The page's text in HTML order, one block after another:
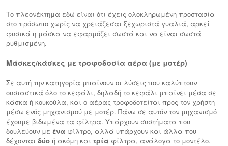
Το πλεονέκτημα εδώ είναι ότι έχεις ολοκληρωμένη προστασία
στο πρόσωπο χωρίς να χρειάζεσαι ξεχωριστά γυαλιά, αρκεί
φυσικά η μάσκα να εφαρμόζει σωστά και να είναι σωστά
ρυθμισμένη.
Μάσκες/κάσκες με τροφοδοσία αέρα (με μοτέρ)
Σε αυτή την κατηγορία μπαίνουν οι λύσεις που καλύπτουν
ουσιαστικά όλο το κεφάλι, δηλαδή το κεφάλι μπαίνει μέσα σε
κάσκα ή κουκούλα, και ο αέρας τροφοδοτείται προς τον χρήστη
μέσω ενός μηχανισμού με μοτέρ. Πάνω σε αυτόν τον μηχανισμό
έχουμε βιδωμένα τα φίλτρα. Υπάρχουν συστήματα που
δουλεύουν με ένα φίλτρο, αλλά υπάρχουν και άλλα που
δέχονται δύο ή ακόμη και τρία φίλτρα, ανάλογα το μοντέλο.